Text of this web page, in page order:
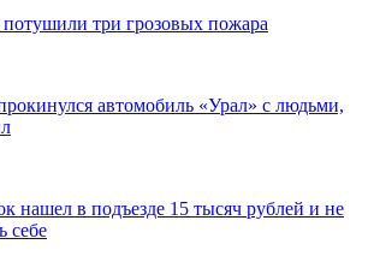
три грозовых пожара
автомобиль «Урал» с людьми,
нашел в подъезде 15 тысяч рублей и не
себе